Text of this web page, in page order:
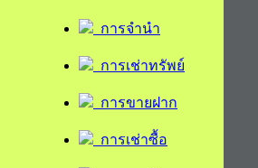
การจำนำ
การเช่าทรัพย์
การขายฝาก
การเช่าซื้อ